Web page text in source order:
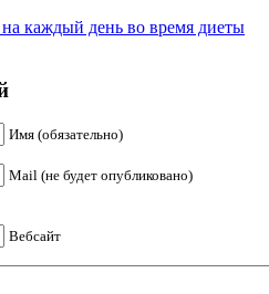
каждый день во время диеты
Имя (обязательно)
Mail (не будет опубликовано)
Вебсайт